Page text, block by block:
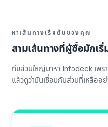
หาเส้นทางเริ่มต้นของคุณ
สามเส้นทางที่ผู้ซื้อมักเริ่
ทีมส่วนใหญ่มาหา Infodeck เพร
แล้วดูว่ามันเชื่อมกับส่วนที่เหลืออย่